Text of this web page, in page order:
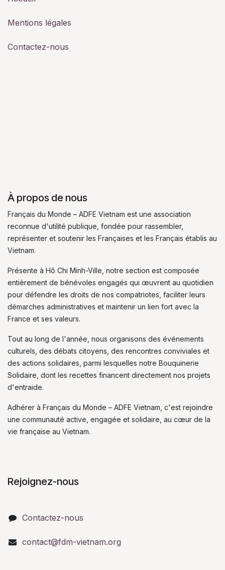
Mentions légales
Contactez-nous
À propos de nous
Français du Monde – ADFE Vietnam est une association
reconnue d'utilité publique, fondée pour rassembler,
représenter et soutenir les Françaises et les Français établis au
Vietnam.
Présente à Hô Chi Minh-Ville, notre section est composée
entièrement de bénévoles engagés qui œuvrent au quotidien
pour défendre les droits de nos compatriotes, faciliter leurs
démarches administratives et maintenir un lien fort avec la
France et ses valeurs.
Tout au long de l'année, nous organisons des événements
culturels, des débats citoyens, des rencontres conviviales et
des actions solidaires, parmi lesquelles notre Bouquinerie
Solidaire, dont les recettes financent directement nos projets
d'entraide.
Adhérer à Français du Monde – ADFE Vietnam, c'est rejoindre
une communauté active, engagée et solidaire, au cœur de la
vie française au Vietnam.
Rejoignez-nous
Contactez-nous
contact@fdm-vietnam.org